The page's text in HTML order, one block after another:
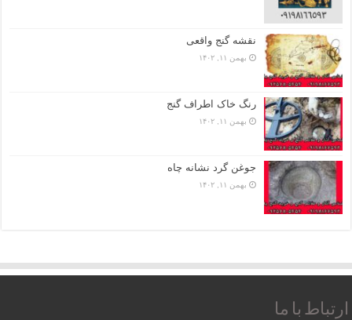
نقشه گنج واقعی
بهمن ۱۱, ۱۴۰۲
رنگ خاک اطراف گنج
بهمن ۱۱, ۱۴۰۲
جوغن گرد نشانه چاه
بهمن ۱۱, ۱۴۰۲
ارتباط با ما